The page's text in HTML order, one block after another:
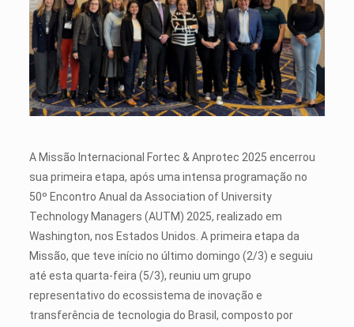
A Missão Internacional Fortec & Anprotec 2025 encerrou
sua primeira etapa, após uma intensa programação no
50º Encontro Anual da Association of University
Technology Managers (AUTM) 2025, realizado em
Washington, nos Estados Unidos. A primeira etapa da
Missão, que teve início no último domingo (2/3) e seguiu
até esta quarta-feira (5/3), reuniu um grupo
representativo do ecossistema de inovação e
transferência de tecnologia do Brasil, composto por